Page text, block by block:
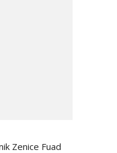
Zenice Fuad